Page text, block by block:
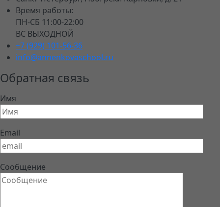
Время работы:
ПН-СБ 11:00-22:00
ВС ВЫХОДНОЙ
+7 (929) 101-56-36
info@annenkovaschool.ru
Обратная связь
Имя
Email
Сообщение